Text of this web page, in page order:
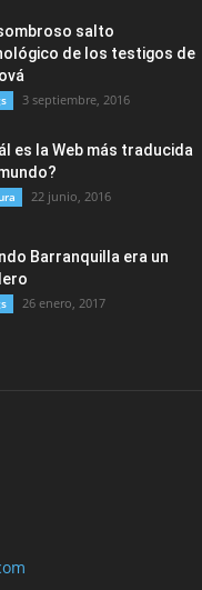
salto
de los testigos de
3 septiembre, 2016
es la Web más traducida
22 junio, 2016
Barranquilla era un
26 enero, 2017